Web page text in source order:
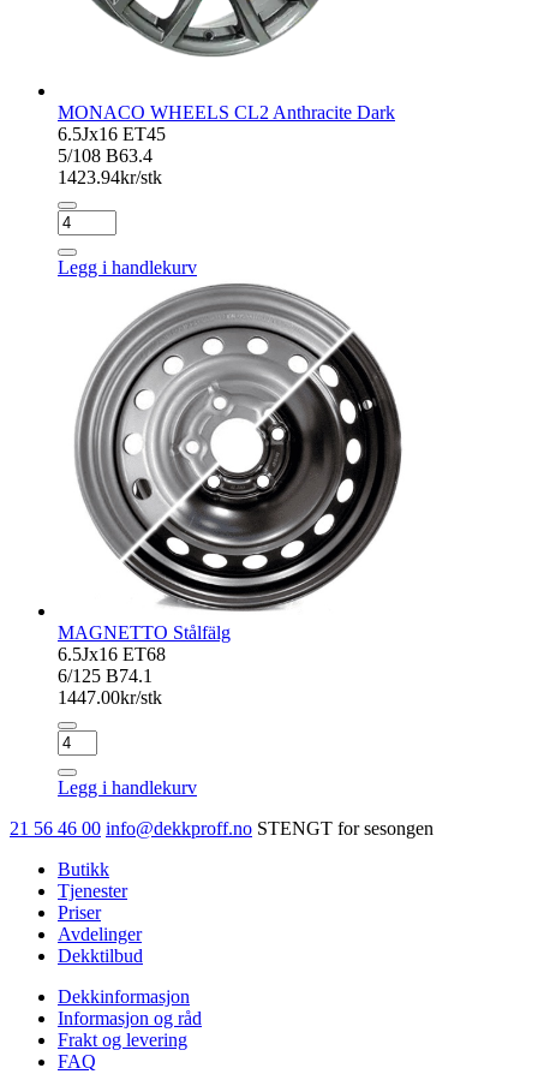
MONACO WHEELS CL2 Anthracite Dark
6.5Jx16 ET45
5/108 B63.4
1423.94kr/stk
MONACO
WHEELS
CL2
Anthracite
Legg i handlekurv
MAGNETTO Stålfälg
6.5Jx16 ET68
6/125 B74.1
1447.00kr/stk
MAGNETTO
Stålfälg
antall
Legg i handlekurv
21 56 46 00 info@dekkproff.no STENGT for sesongen
Butikk
Tjenester
Priser
Avdelinger
Dekktilbud
Dekkinformasjon
Informasjon og råd
Frakt og levering
FAQ